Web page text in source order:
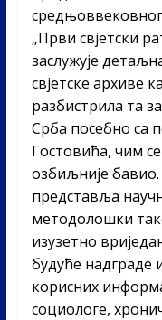
„Први свјетски
заслужује
свјетске архиве
разбистрила та
Срба посебно са
Гостовића, чим
озбиљније
представља
методолошки
изузетно
будуће
корисних
социологе,